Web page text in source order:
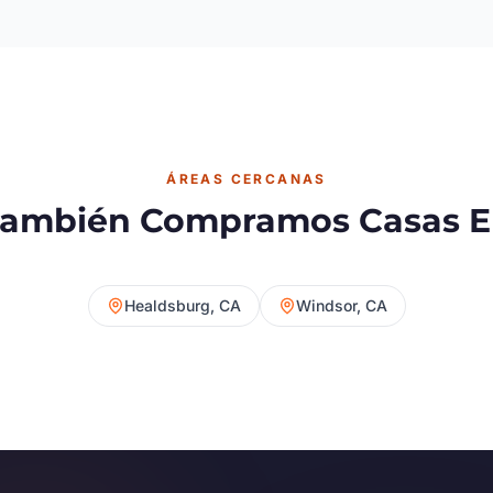
ÁREAS CERCANAS
Compramos Casas
Healdsburg, CA Windsor, CA